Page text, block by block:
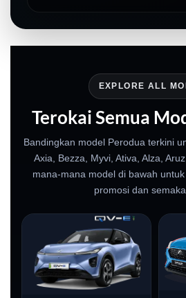
EXPLORE ALL
Terokai Semua
Bandingkan model Perodua terkini
Axia, Bezza, Myvi, Ativa, Alza,
mana-mana model di bawah
promosi dan